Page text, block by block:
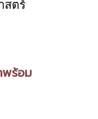
พร้อม